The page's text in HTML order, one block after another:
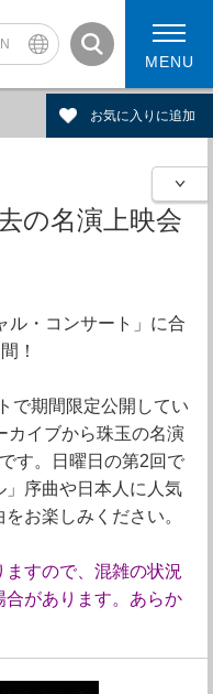
コンサート動画
MENU
お気に入りに追加
の名演上映会
ル・コンサート」に合
！
で期間限定公開してい
カイブから珠玉の名演
す。日曜日の第2回で
」序曲や日本人に人気
お楽しみください。
すので、混雑の状況
合があります。あらか